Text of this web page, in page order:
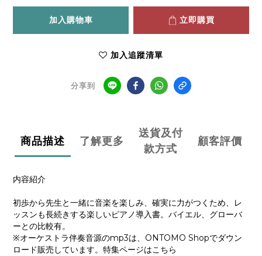
加入購物車 立即購買
加入追蹤清單
分享到
商品描述 了解更多
送貨及付
款方式
顧客評價
内容紹介
初歩から先生と一緒に音楽を楽しみ、確実に力がつくため、レ
ッスンも長続きする楽しいピアノ導入書。バイエル、グローバ
ーとの比較有。
※オーケストラ伴奏音源のmp3は、ONTOMO Shopでダウン
ロード販売しています。特集ページはこちら